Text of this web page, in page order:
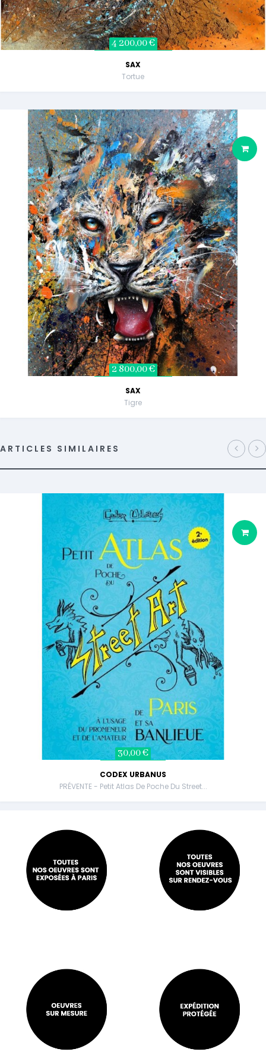
4 200,00 €
SAX
Tortue
2 800,00 €
SAX
Tigre
ARTICLES SIMILAIRES
30,00 €
CODEX URBANUS
PRÉVENTE - Petit Atlas De Poche Du Street...